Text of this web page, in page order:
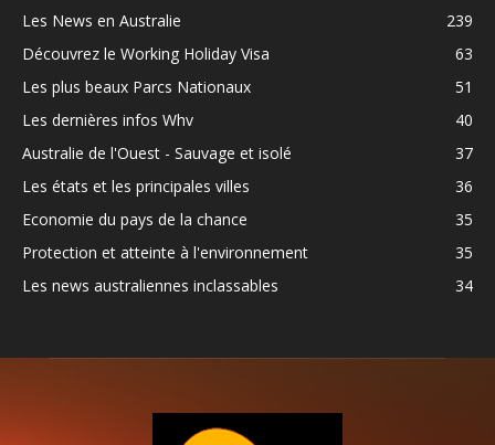
Les News en Australie
239
Découvrez le Working Holiday Visa
63
Les plus beaux Parcs Nationaux
51
Les dernières infos Whv
40
Australie de l'Ouest - Sauvage et isolé
37
Les états et les principales villes
36
Economie du pays de la chance
35
Protection et atteinte à l'environnement
35
Les news australiennes inclassables
34